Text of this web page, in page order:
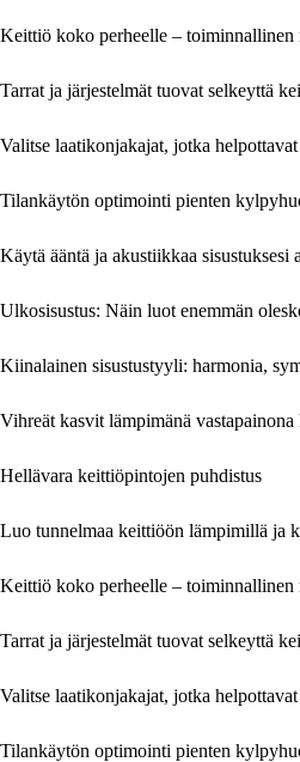
Keittiö koko perheelle –
Tarrat ja järjestelmät tuovat selkeyttä
Valitse laatikonjakajat, jotka helpottavat
Tilankäytön optimointi pienten
Käytä ääntä ja akustiikkaa sisustuksesi
Ulkosisustus: Näin luot enemmän
Kiinalainen sisustustyyli: harmonia,
Vihreät kasvit lämpimänä
Hellävara keittiöpintojen puhdistus
Luo tunnelmaa keittiöön lämpimillä ja
Keittiö koko perheelle –
Tarrat ja järjestelmät tuovat selkeyttä
Valitse laatikonjakajat, jotka helpottavat
Tilankäytön optimointi pienten